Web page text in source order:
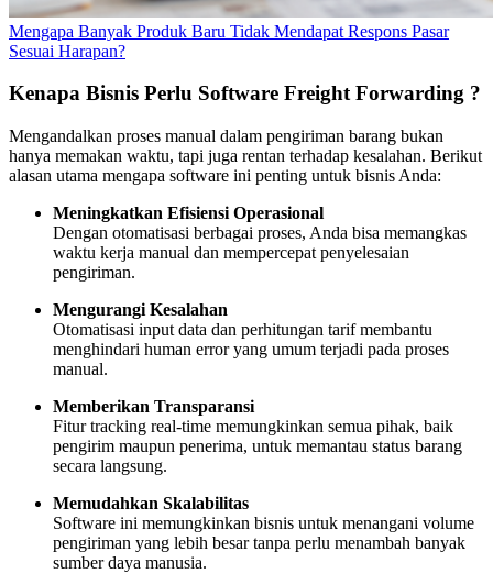
Mengapa Banyak Produk Baru Tidak Mendapat Respons Pasar
Sesuai Harapan?
Kenapa Bisnis Perlu Software Freight Forwarding ?
Mengandalkan proses manual dalam pengiriman barang bukan
hanya memakan waktu, tapi juga rentan terhadap kesalahan. Berikut
alasan utama mengapa software ini penting untuk bisnis Anda:
Meningkatkan Efisiensi Operasional
Dengan otomatisasi berbagai proses, Anda bisa memangkas
waktu kerja manual dan mempercepat penyelesaian
pengiriman.
Mengurangi Kesalahan
Otomatisasi input data dan perhitungan tarif membantu
menghindari human error yang umum terjadi pada proses
manual.
Memberikan Transparansi
Fitur tracking real-time memungkinkan semua pihak, baik
pengirim maupun penerima, untuk memantau status barang
secara langsung.
Memudahkan Skalabilitas
Software ini memungkinkan bisnis untuk menangani volume
pengiriman yang lebih besar tanpa perlu menambah banyak
sumber daya manusia.